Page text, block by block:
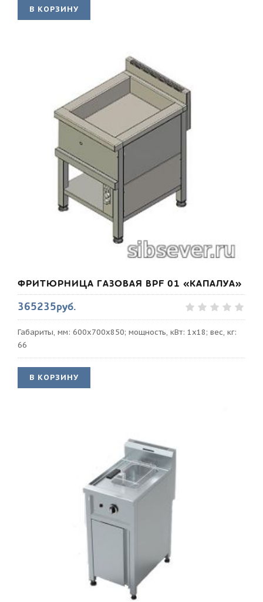
В КОРЗИНУ
ФРИТЮРНИЦА ГАЗОВАЯ BPF 01 «КАПАЛУА»
365235руб.
Габариты, мм: 600х700х850; мощность, кВт: 1х18; вес, кг:
66
В КОРЗИНУ